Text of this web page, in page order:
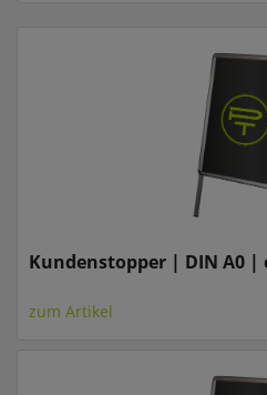
Kundenstopper | DIN A0 |
zum Artikel